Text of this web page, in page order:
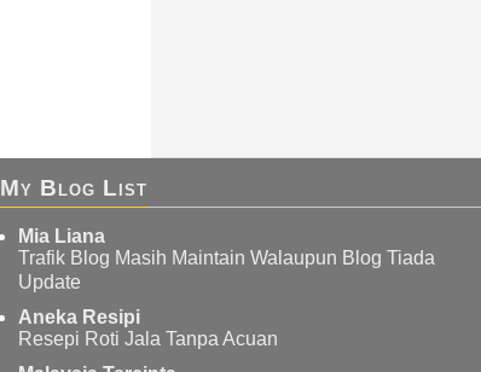
My Blog List
Mia Liana
Trafik Blog Masih Maintain Walaupun Blog Tiada
Update
Aneka Resipi
Resepi Roti Jala Tanpa Acuan